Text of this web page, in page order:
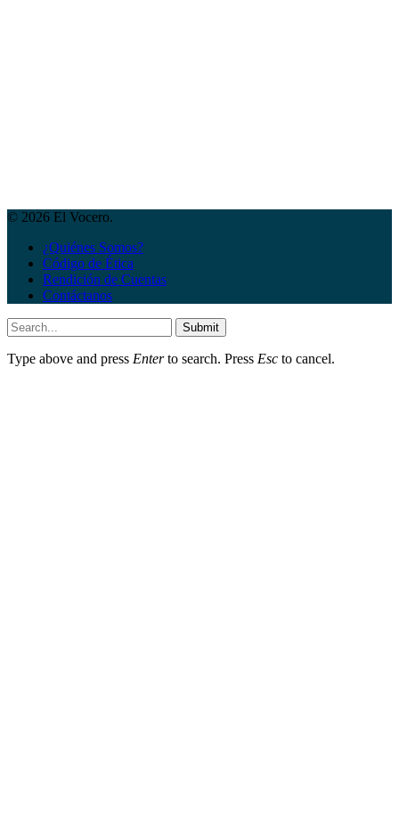
© 2026 El Vocero.
¿Quiénes Somos?
Código de Ética
Rendición de Cuentas
Contáctanos
Submit
Type above and press Enterto search. Press Esc to cancel.